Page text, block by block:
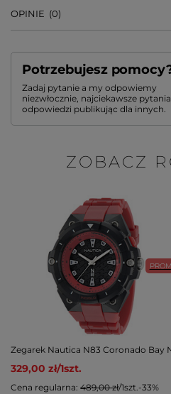
OPINIE (0)
Potrzebujesz
Zadaj pytanie a my odpowiemy
niezwłocznie, najciekawsze
odpowiedzi publikując dla innych.
ZOBACZ
Zegarek Nautica N83 Coronado Bay
329,00 zł/1szt.
Cena regularna: 489,00 zł/1szt.-33%